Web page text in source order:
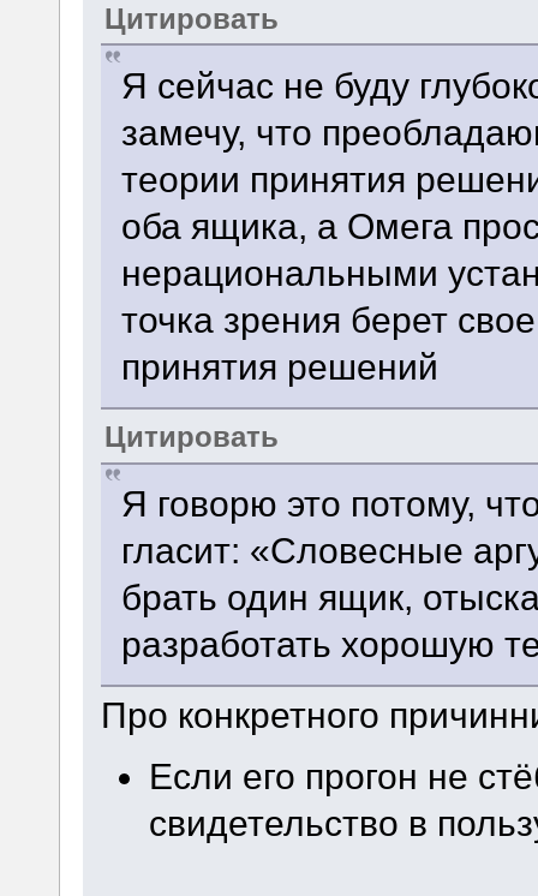
Цитировать
Я сейчас не буду
замечу, что
теории принятия
оба ящика, а Омега
нерациональными
точка зрения берет
принятия решений
Цитировать
Я говорю это потому,
гласит: «Словесные
брать один ящик,
разработать хорошую
Про конкретного
Если его прогон не
свидетельство в